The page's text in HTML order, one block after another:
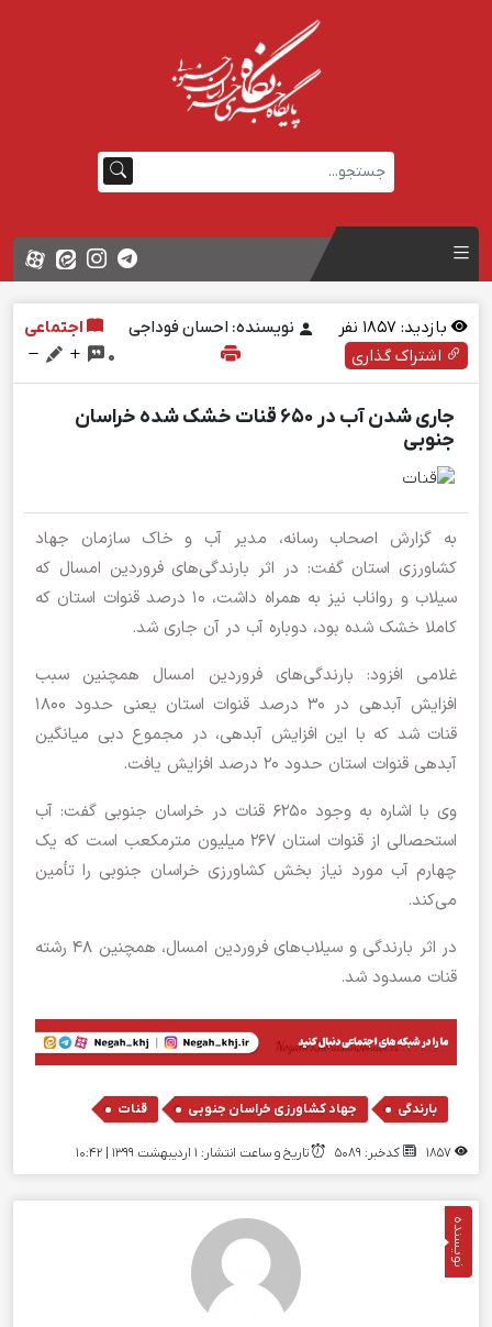
بازدید: نفر نویسنده: احسان فوداجی
اجتماعی
اشتراک گذاری
0
جاری شدن آب در ۶۵۰ قنات خشک شده خراسان
جنوبی
به گزارش اصحاب رسانه، مدیر آب و خاک سازمان جهاد
کشاورزی استان گفت: در اثر بارندگی‌های فروردین امسال که
سیلاب و رواناب نیز به همراه داشت، ۱۰ درصد قنوات استان که
کاملا خشک شده بود، دوباره آب در آن جاری شد.
غلامی افزود: بارندگی‌های فروردین امسال همچنین سبب
افزایش آبدهی در ۳۰ درصد قنوات استان یعنی حدود ۱۸۰۰
قنات شد که با این افزایش آبدهی، در مجموع دبی میانگین
آبدهی قنوات استان حدود ۲۰ درصد افزایش یافت.
وی با اشاره به وجود ۶۲۵۰ قنات در خراسان جنوبی گفت: آب
استحصالی از قنوات استان ۲۶۷ میلیون مترمکعب است که یک
چهارم آب مورد نیاز بخش کشاورزی خراسان جنوبی را تأمین
می‌کند.
در اثر بارندگی و سیلاب‌های فروردین امسال، همچنین ۴۸ رشته
قنات مسدود شد.
بارندگی , جهاد کشاورزی خراسان جنوبی , قنات
کدخبر: 5089 تاریخ و ساعت انتشار: ۱ اردیبهشت ۱۳۹۹ | 10:42
نویسنده